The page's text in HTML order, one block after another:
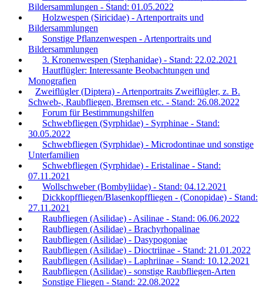
Bildersammlungen - Stand: 01.05.2022
Holzwespen (Siricidae) - Artenportraits und
Bildersammlungen
Sonstige Pflanzenwespen - Artenportraits und
Bildersammlungen
3. Kronenwespen (Stephanidae) - Stand: 22.02.2021
Hautflügler: Interessante Beobachtungen und
Monografien
Zweiflügler (Diptera) - Artenportraits Zweiflügler, z. B.
Schweb-, Raubfliegen, Bremsen etc. - Stand: 26.08.2022
Forum für Bestimmungshilfen
Schwebfliegen (Syrphidae) - Syrphinae - Stand:
30.05.2022
Schwebfliegen (Syrphidae) - Microdontinae und sonstige
Unterfamilien
Schwebfliegen (Syrphidae) - Eristalinae - Stand:
07.11.2021
Wollschweber (Bombyliidae) - Stand: 04.12.2021
Dickkopffliegen/Blasenkopffliegen - (Conopidae) - Stand:
27.11.2021
Raubfliegen (Asilidae) - Asilinae - Stand: 06.06.2022
Raubfliegen (Asilidae) - Brachyrhopalinae
Raubfliegen (Asilidae) - Dasypogoniae
Raubfliegen (Asilidae) - Dioctriinae - Stand: 21.01.2022
Raubfliegen (Asilidae) - Laphriinae - Stand: 10.12.2021
Raubfliegen (Asilidae) - sonstige Raubfliegen-Arten
Sonstige Fliegen - Stand: 22.08.2022